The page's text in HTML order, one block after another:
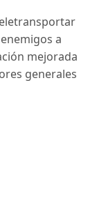
a
mejorada
generales